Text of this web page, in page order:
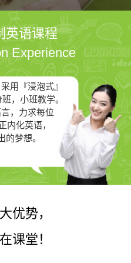
英语课程
Experience
用『浸泡式』
，小班教学。
，力求每位
内化英语，
的梦想。
优势，
课堂！